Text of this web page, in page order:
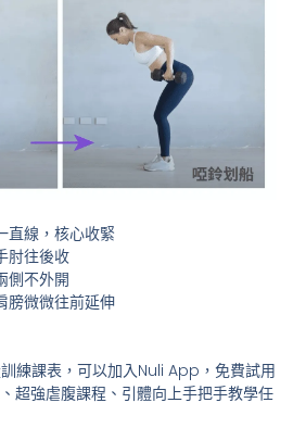
直線，核心收緊
肘往後收
側不外開
膀微微往前延伸
練課表，可以加入Nuli App，免費試用
超強虐腹課程、引體向上手把手教學任